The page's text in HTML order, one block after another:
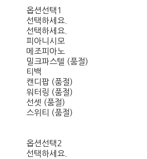
옵션선택1
선택하세요.
선택하세요.
피아니시모
메조피아노
밀크파스텔 (품절)
티백
캔디팝 (품절)
워터링 (품절)
선셋 (품절)
스위티 (품절)
옵션선택2
선택하세요.